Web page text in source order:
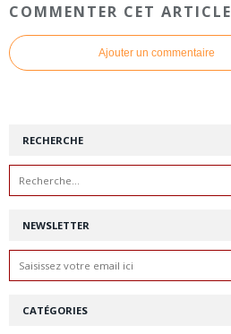
COMMENTER CET ARTICLE
Ajouter un commentaire
NEWSLETTER
RECHERCHE
CATÉGORIES